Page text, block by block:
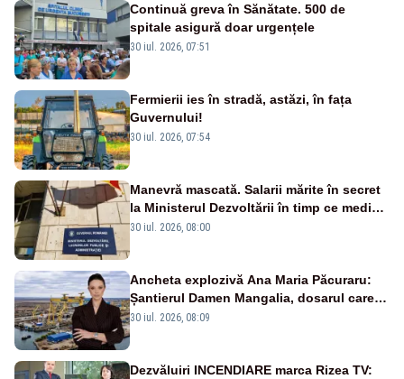
Continuă greva în Sănătate. 500 de
spitale asigură doar urgențele
30 iul. 2026, 07:51
Fermierii ies în stradă, astăzi, în fața
Guvernului!
30 iul. 2026, 07:54
Manevră mascată. Salarii mărite în secret
la Ministerul Dezvoltării în timp ce medicii
ies în stradă
30 iul. 2026, 08:00
Ancheta explozivă Ana Maria Păcuraru:
Șantierul Damen Mangalia, dosarul care
scufundă apărarea României
30 iul. 2026, 08:09
Dezvăluiri INCENDIARE marca Rizea TV: